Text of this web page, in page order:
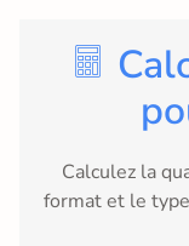
Calculez la
format et le